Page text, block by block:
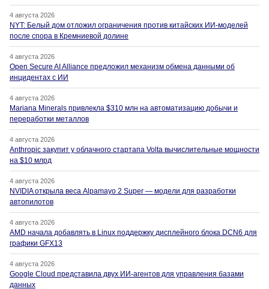
4 августа 2026
NYT: Белый дом отложил ограничения против китайских ИИ-моделей
после спора в Кремниевой долине
4 августа 2026
Open Secure AI Alliance предложил механизм обмена данными об
инцидентах с ИИ
4 августа 2026
Mariana Minerals привлекла $310 млн на автоматизацию добычи и
переработки металлов
4 августа 2026
Anthropic закупит у облачного стартапа Volta вычислительные мощности
на $10 млрд
4 августа 2026
NVIDIA открыла веса Alpamayo 2 Super — модели для разработки
автопилотов
4 августа 2026
AMD начала добавлять в Linux поддержку дисплейного блока DCN6 для
графики GFX13
4 августа 2026
Google Cloud представила двух ИИ-агентов для управления базами
данных